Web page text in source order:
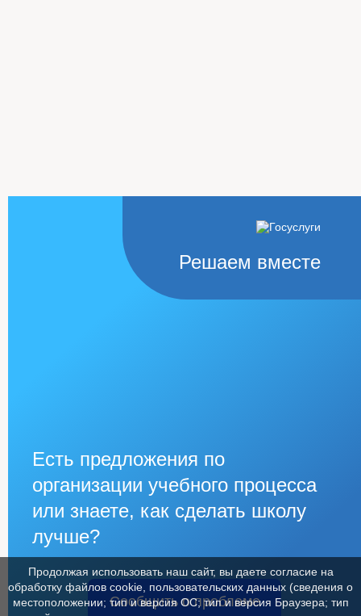
Решаем вместе
Есть предложения по
организации учебного процесса
или знаете, как сделать школу
лучше?
Сообщить о проблеме
Продолжая использовать наш сайт, вы даете согласие на
обработку файлов cookie, пользовательских данных (сведения о
местоположении; тип и версия ОС; тип и версия Браузера; тип